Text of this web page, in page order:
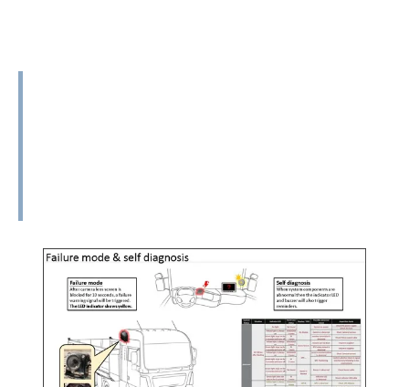
2. 自己診断：システムコンポーネントに
異常がある場合、インジケータLEDとブザ
ーも鳴ります。